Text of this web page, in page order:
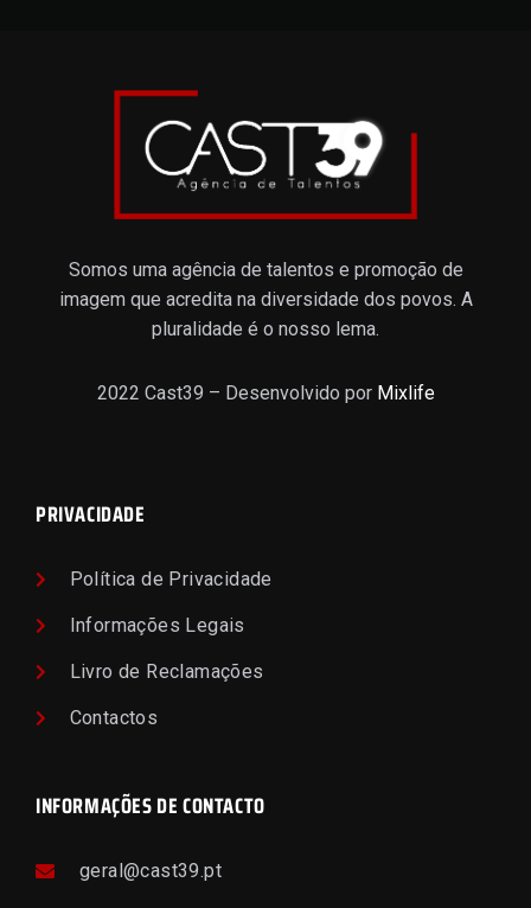
Somos uma agência de talentos e promoção de
imagem que acredita na diversidade dos povos. A
pluralidade é o nosso lema.
2022 Cast39 – Desenvolvido por Mixlife
PRIVACIDADE
Política de Privacidade
Informações Legais
Livro de Reclamações
Contactos
INFORMAÇÕES DE CONTACTO
geral@cast39.pt